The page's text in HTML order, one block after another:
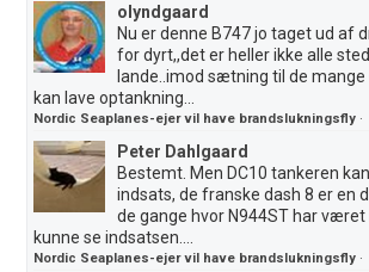
olyndgaard
Nu er denne B747 jo taget ud af
for dyrt,,det er heller ikke alle
lande..imod sætning til de
kan lave optankning...
Nordic Seaplanes-ejer vil have brandslukningsfly ·
Peter Dahlgaard
Bestemt. Men DC10 tankeren
indsats, de franske dash 8 er en
de gange hvor N944ST har
kunne se indsatsen....
Nordic Seaplanes-ejer vil have brandslukningsfly ·